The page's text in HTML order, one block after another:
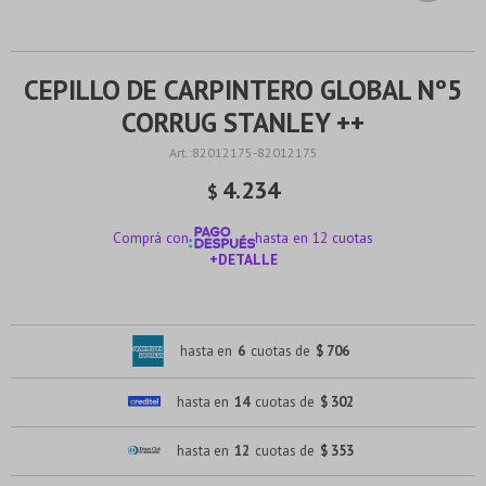
CEPILLO DE CARPINTERO GLOBAL Nº5
CORRUG STANLEY ++
82012175-82012175
$ 4.234
Comprá con
hasta en 12 cuotas
+DETALLE
hasta en 6 cuotas de $ 706
hasta en 14 cuotas de $ 302
hasta en 12 cuotas de $ 353